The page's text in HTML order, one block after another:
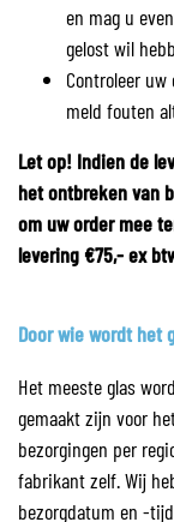
en mag u
gelost wil
Controleer
meld fouten
Let op! Indien de
het ontbreken van
om uw order mee
levering €75,- ex
Door wie wordt het
Het meeste glas
gemaakt zijn voor
bezorgingen per
fabrikant zelf. Wij
bezorgdatum en -